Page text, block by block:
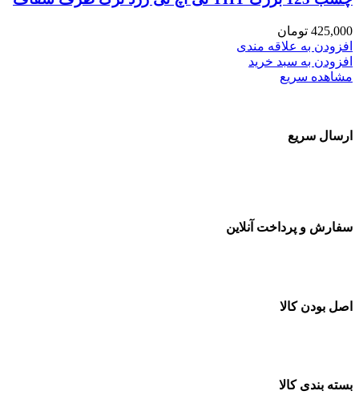
425,000 تومان
افزودن به علاقه مندی
افزودن به سبد خرید
مشاهده سریع
ارسال سریع
سفارش و پرداخت آنلاین
اصل بودن کالا
بسته بندی کالا